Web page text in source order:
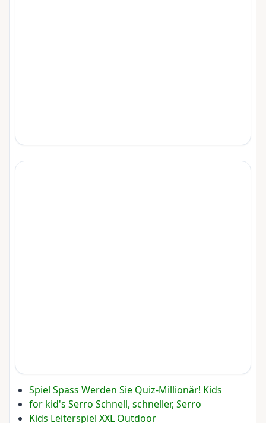
Spiel Spass Werden Sie Quiz-Millionär! Kids
for kid's Serro Schnell, schneller, Serro
Kids Leiterspiel XXL Outdoor